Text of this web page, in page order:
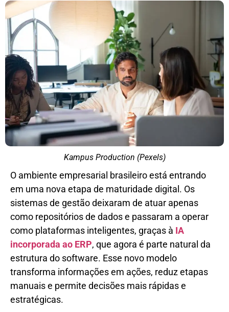
Kampus Production (Pexels)
O ambiente empresarial brasileiro está entrando
em uma nova etapa de maturidade digital. Os
sistemas de gestão deixaram de atuar apenas
como repositórios de dados e passaram a operar
como plataformas inteligentes, graças à IA
incorporada ao ERP, que agora é parte natural da
estrutura do software. Esse novo modelo
transforma informações em ações, reduz etapas
manuais e permite decisões mais rápidas e
estratégicas.